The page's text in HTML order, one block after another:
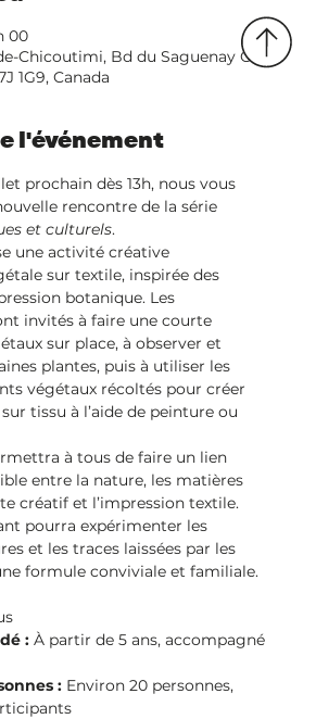
00
Chicoutimi, Bd du Saguenay O,
1G9, Canada
l'événement
prochain dès 13h, nous vous
rencontre de la série
et culturels.
une activité créative
sur textile, inspirée des
botanique. Les
invités à faire une courte
sur place, à observer et
plantes, puis à utiliser les
végétaux récoltés pour créer
tissu à l’aide de peinture ou
à tous de faire un lien
entre la nature, les matières
créatif et l’impression textile.
pourra expérimenter les
et les traces laissées par les
formule conviviale et familiale.
: À partir de 5 ans, accompagné
: Environ 20 personnes,